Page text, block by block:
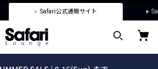
Safari公式通販サイト